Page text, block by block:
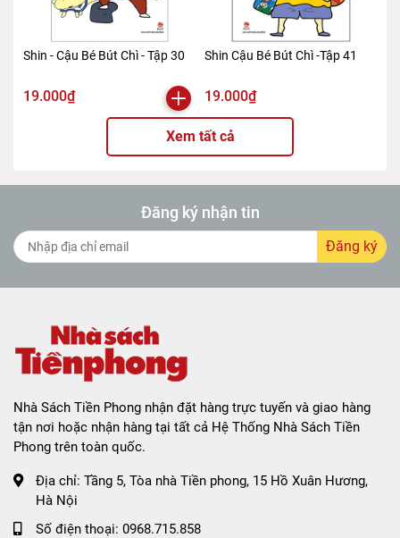
Shin - Cậu Bé Bút Chì - Tập 30
19.000₫
Shin Cậu Bé Bút Chì -Tập 41
19.000₫
Xem tất cả
Đăng ký nhận tin
Đăng ký
Nhà Sách Tiền Phong nhận đặt hàng trực tuyến và giao hàng
tận nơi hoặc nhận hàng tại tất cả Hệ Thống Nhà Sách Tiền
Phong trên toàn quốc.
Địa chỉ: Tầng 5, Tòa nhà Tiền phong, 15 Hồ Xuân Hương,
Hà Nội
Số điện thoại: 0968.715.858